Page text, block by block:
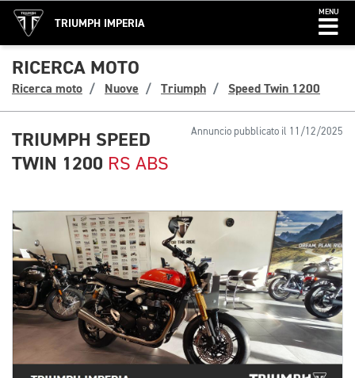
TRIUMPH IMPERIA
MENU
RICERCA MOTO
Ricerca moto Nuove Triumph Speed Twin 1200
Annuncio pubblicato il 11/12/2025
TRIUMPH SPEED
TWIN 1200 RS ABS